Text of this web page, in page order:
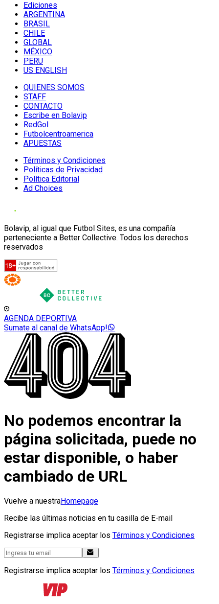
Ediciones
ARGENTINA
BRASIL
CHILE
GLOBAL
MÉXICO
PERU
US ENGLISH
QUIENES SOMOS
STAFF
CONTACTO
Escribe en Bolavip
RedGol
Futbolcentroamerica
APUESTAS
Términos y Condiciones
Políticas de Privacidad
Política Editorial
Ad Choices
Bolavip, al igual que Futbol Sites, es una compañía
perteneciente a Better Collective. Todos los derechos
reservados
AGENDA DEPORTIVA
Sumate al canal de WhatsApp!
No podemos encontrar la
página solicitada, puede no
estar disponible, o haber
cambiado de URL
Vuelve a nuestraHomepage
Recibe las últimas noticias en tu casilla de E-mail
Registrarse implica aceptar los Términos y Condiciones
Registrarse implica aceptar los Términos y Condiciones